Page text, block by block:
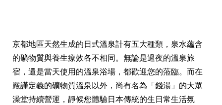
京都地區天然生成的日式溫泉計有五大種類，泉水蘊含
的礦物質與養生療效各不相同。無論是過夜的溫泉旅
宿，還是當天使用的溫泉浴場，都歡迎您的蒞臨。而在
嚴謹定義的礦物質溫泉以外，尚有名為「錢湯」的大眾
澡堂持續營運，靜候您體驗日本傳統的生日常生活氛